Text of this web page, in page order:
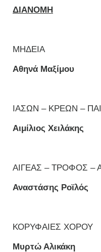
ΔΙΑΝΟΜΗ
ΜΗΔΕΙΑ
Αθηνά Μαξίμου
ΙΑΣΩΝ – ΚΡΕΩΝ –
Αιμίλιος Χειλάκης
ΑΙΓΕΑΣ – ΤΡΟΦΟΣ –
Αναστάσης Ροϊλός
ΚΟΡΥΦΑΙΕΣ ΧΟΡΟΥ
Μυρτώ Αλικάκη